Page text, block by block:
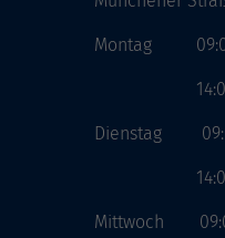
Montag
14:00 -
Dienstag
14:00 -
Mittwoch